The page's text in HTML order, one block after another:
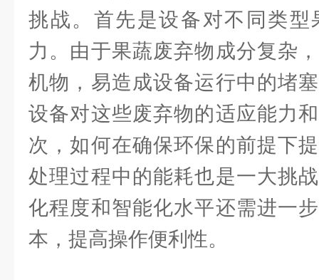
挑战。首先是设备对不同类型
力。由于果蔬废弃物成分复杂
机物，易造成设备运行中的堵
设备对这些废弃物的适应能力
次，如何在确保环保的前提下
处理过程中的能耗也是一大挑
化程度和智能化水平还需进一
本，提高操作便利性。